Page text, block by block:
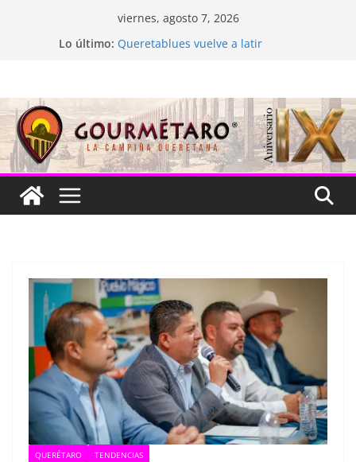
viernes, agosto 7, 2026
Lo último: Queretablues vuelve a latir
Cascada Cueva Longa
QUERÉTARO TENDENCIAS